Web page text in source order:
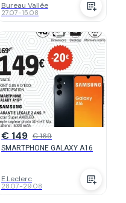
Bureau Vallée
27.07-15.08
€ 149 € 169
SMARTPHONE GALAXY A16
E.Leclerc
28.07-29.08